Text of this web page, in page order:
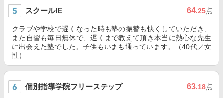
スクールIE 64.25点
クラブや学校で遅くなった時も塾の振替も快くしていただき、
また自習も毎日無休で、遅くまで教えて頂き本当に熱心な先生
に出会えた塾でした。子供もいまも通っています。（40代／女
性）
個別指導学院フリーステップ 63.18点